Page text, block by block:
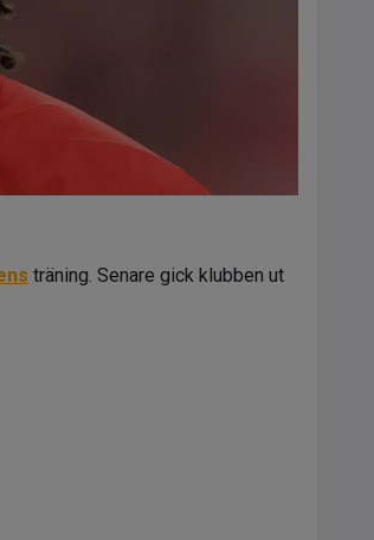
träning. Senare gick klubben ut